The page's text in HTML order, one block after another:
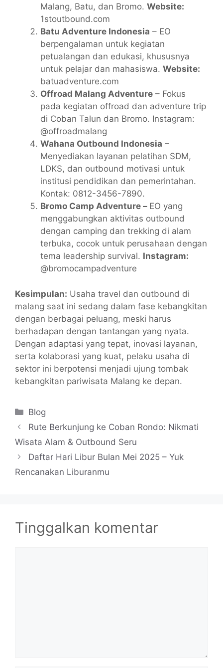
Malang, Batu, dan Bromo. Website:
1stoutbound.com
Batu Adventure Indonesia – EO
berpengalaman untuk kegiatan
petualangan dan edukasi, khususnya
untuk pelajar dan mahasiswa. Website:
batuadventure.com
Offroad Malang Adventure – Fokus
pada kegiatan offroad dan adventure trip
di Coban Talun dan Bromo. Instagram:
@offroadmalang
Wahana Outbound Indonesia –
Menyediakan layanan pelatihan SDM,
LDKS, dan outbound motivasi untuk
institusi pendidikan dan pemerintahan.
Kontak: 0812-3456-7890.
Bromo Camp Adventure – EO yang
menggabungkan aktivitas outbound
dengan camping dan trekking di alam
terbuka, cocok untuk perusahaan dengan
tema leadership survival. Instagram:
@bromocampadventure
Kesimpulan: Usaha travel dan outbound di
malang saat ini sedang dalam fase kebangkitan
dengan berbagai peluang, meski harus
berhadapan dengan tantangan yang nyata.
Dengan adaptasi yang tepat, inovasi layanan,
serta kolaborasi yang kuat, pelaku usaha di
sektor ini berpotensi menjadi ujung tombak
kebangkitan pariwisata Malang ke depan.
Kategori
Blog
Rute Berkunjung ke Coban Rondo: Nikmati
Wisata Alam & Outbound Seru
Daftar Hari Libur Bulan Mei 2025 – Yuk
Rencanakan Liburanmu
Tinggalkan komentar